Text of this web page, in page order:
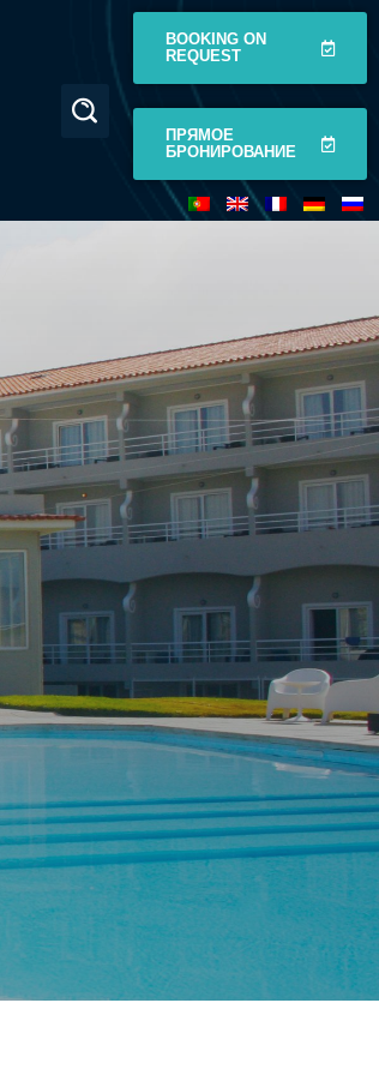
BOOKING ON
REQUEST
ПРЯМОЕ
БРОНИРОВАНИЕ